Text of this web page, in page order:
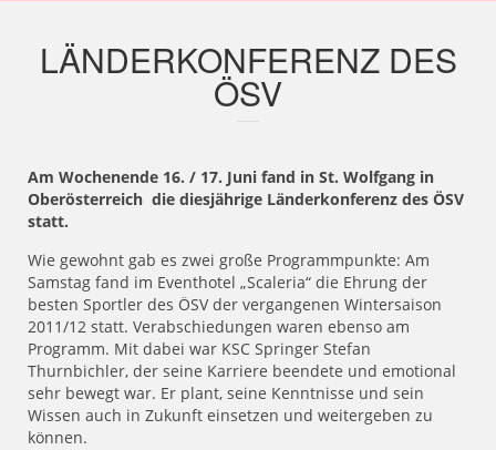
LÄNDERKONFERENZ DES
ÖSV
Am Wochenende 16. / 17. Juni fand in St. Wolfgang in
Oberösterreich die diesjährige Länderkonferenz des ÖSV
statt.
Wie gewohnt gab es zwei große Programmpunkte: Am
Samstag fand im Eventhotel „Scaleria“ die Ehrung der
besten Sportler des ÖSV der vergangenen Wintersaison
2011/12 statt. Verabschiedungen waren ebenso am
Programm. Mit dabei war KSC Springer Stefan
Thurnbichler, der seine Karriere beendete und emotional
sehr bewegt war. Er plant, seine Kenntnisse und sein
Wissen auch in Zukunft einsetzen und weitergeben zu
können.